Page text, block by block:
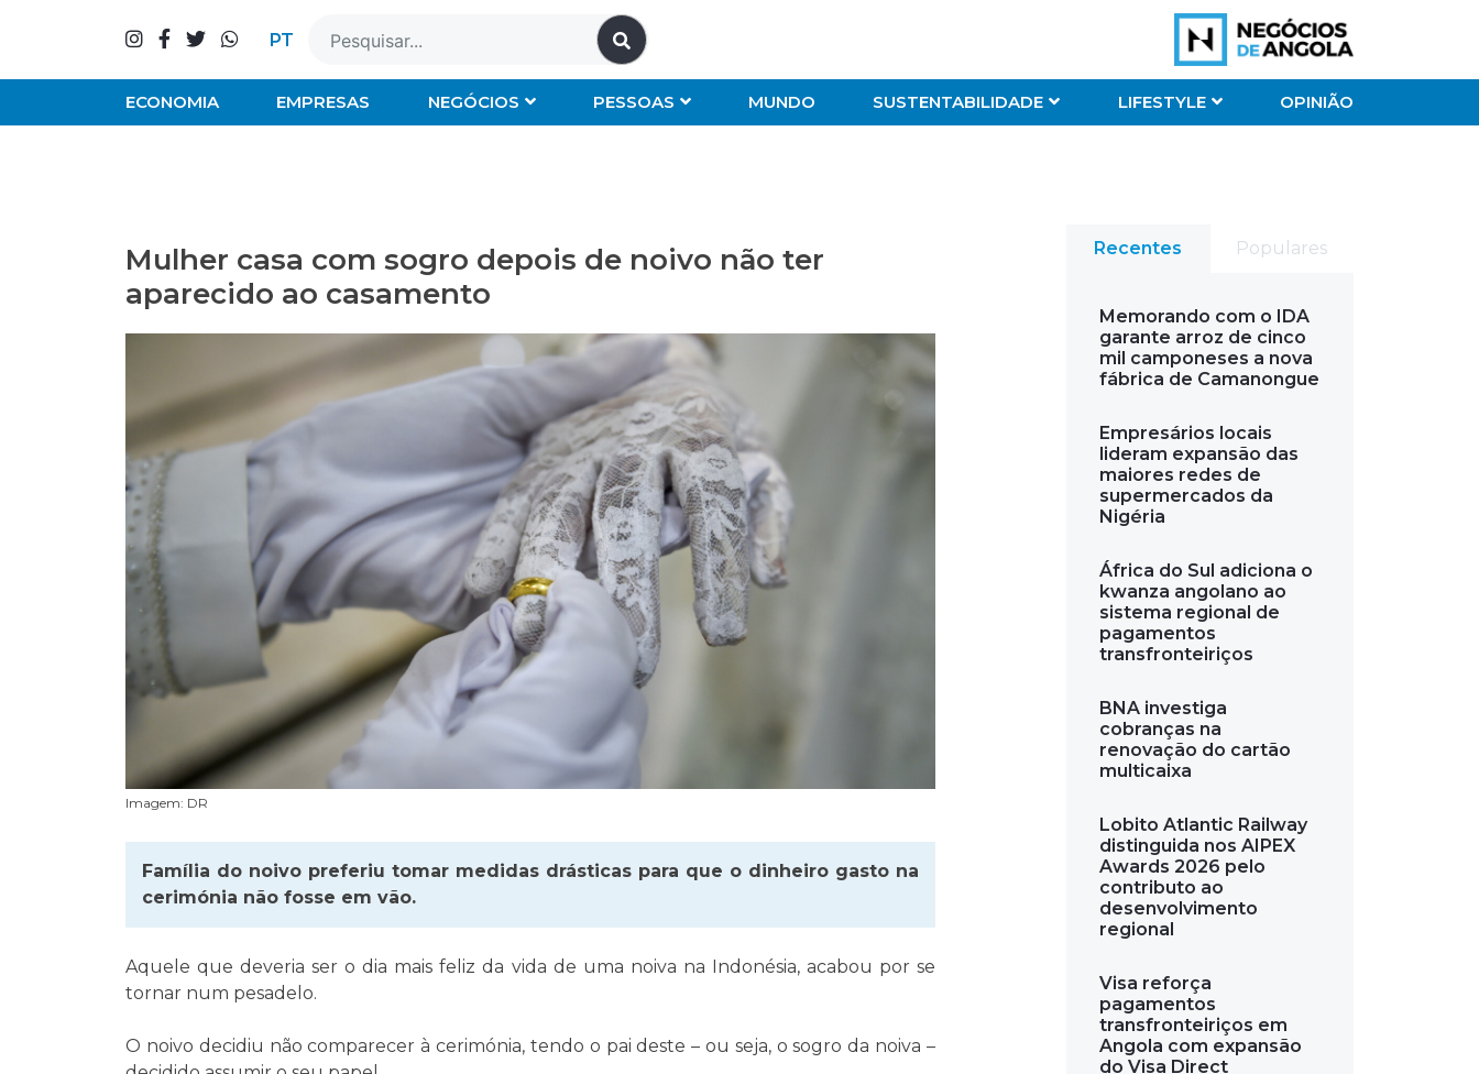
PT
ECONOMIA EMPRESAS NEGÓCIOS PESSOAS MUNDO SUSTENTABILIDADE LIFESTYLE OPINIÃO
Mulher casa com sogro depois de noivo não ter
aparecido ao casamento
Imagem: DR
Família do noivo preferiu tomar medidas drásticas para que o dinheiro gasto na
cerimónia não fosse em vão.
Aquele que deveria ser o dia mais feliz da vida de uma noiva na Indonésia, acabou por se
tornar num pesadelo.
O noivo decidiu não comparecer à cerimónia, tendo o pai deste – ou seja, o sogro da noiva –
Recentes Populares
Memorando com o IDA
garante arroz de cinco
mil camponeses a nova
fábrica de Camanongue
Empresários locais
lideram expansão das
maiores redes de
supermercados da
Nigéria
África do Sul adiciona o
kwanza angolano ao
sistema regional de
pagamentos
transfronteiriços
BNA investiga
cobranças na
renovação do cartão
multicaixa
Lobito Atlantic Railway
distinguida nos AIPEX
Awards 2026 pelo
contributo ao
desenvolvimento
regional
Visa reforça
pagamentos
transfronteiriços em
Angola com expansão
do Visa Direct